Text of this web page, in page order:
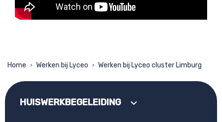
Home > Werken bij Lyceo > Werken bij Lyceo cluster Limburg
HUISWERKBEGELEIDING